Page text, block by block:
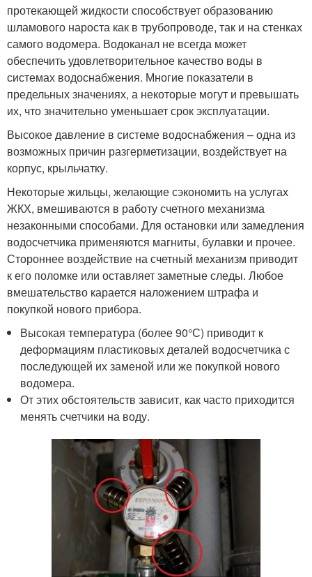
протекающей жидкости способствует образованию
шламового нароста как в трубопроводе, так и на стенках
самого водомера. Водоканал не всегда может
обеспечить удовлетворительное качество воды в
системах водоснабжения. Многие показатели в
предельных значениях, а некоторые могут и превышать
их, что значительно уменьшает срок эксплуатации.
Высокое давление в системе водоснабжения – одна из
возможных причин разгерметизации, воздействует на
корпус, крыльчатку.
Некоторые жильцы, желающие сэкономить на услугах
ЖКХ, вмешиваются в работу счетного механизма
незаконными способами. Для остановки или замедления
водосчетчика применяются магниты, булавки и прочее.
Стороннее воздействие на счетный механизм приводит
к его поломке или оставляет заметные следы. Любое
вмешательство карается наложением штрафа и
покупкой нового прибора.
Высокая температура (более 90°С) приводит к
деформациям пластиковых деталей водосчетчика с
последующей их заменой или же покупкой нового
водомера.
От этих обстоятельств зависит, как часто приходится
менять счетчики на воду.